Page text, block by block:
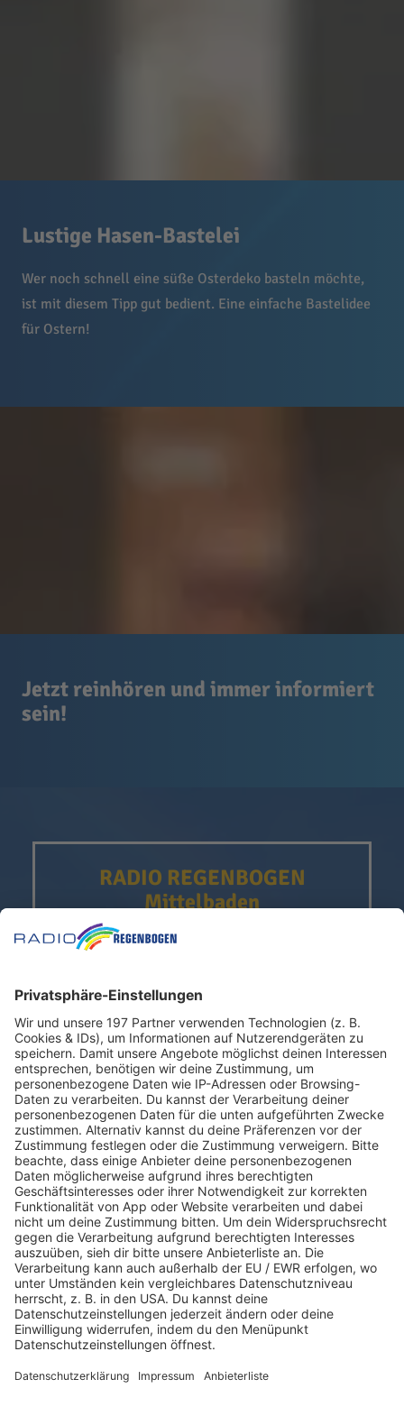
Lustige Hasen-Bastelei
Wer noch schnell eine süße Osterdeko basteln möchte,
ist mit diesem Tipp gut bedient. Eine einfache Bastelidee
für Ostern!
Jetzt reinhören und immer informiert
sein!
RADIO REGENBOGEN
Mittelbaden
JETZT ABSPIELEN